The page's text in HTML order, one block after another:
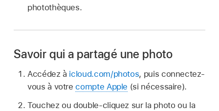
photothèques.
Savoir qui a partagé une photo
Accédez à icloud.com/photos, puis connectez-
vous à votrecompte Apple (si nécessaire).
Touchez ou double-cliquez sur la photo ou la